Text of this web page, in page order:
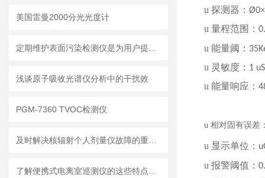
美国雷曼2000分光光度计
浅谈原子吸收光谱仪分析中的干扰效
PGM-7360 TVOC检测仪
u 探测器：
u 量程范围：
u 能量阈：
u 灵敏度： 1
u 能量响应：
u 相对固有误差
u 显示单位：
u 报警阈值：